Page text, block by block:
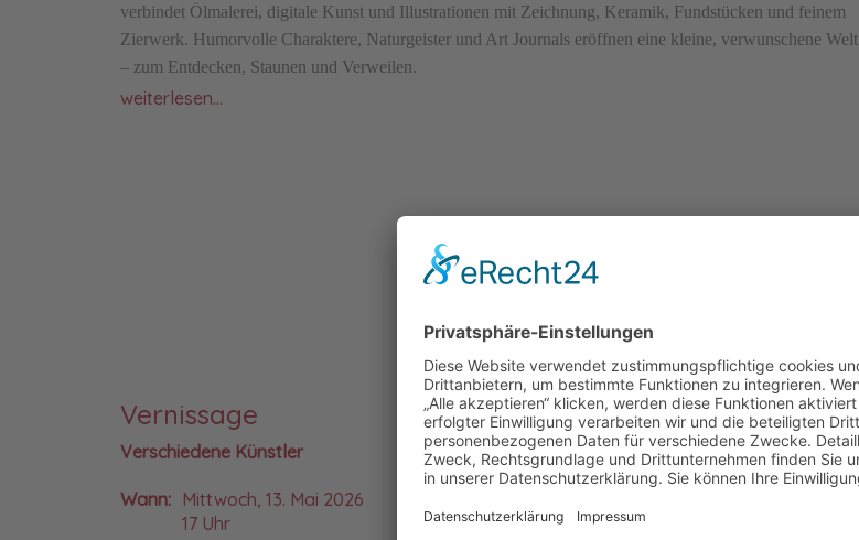
verbindet Ölmalerei, digitale Kunst und Illustrationen mit Zeichnung, Keramik, Fundstücken und feinem
Zierwerk. Humorvolle Charaktere, Naturgeister und Art Journals eröffnen eine kleine, verwunschene Welt
– zum Entdecken, Staunen und Verweilen.
weiterlesen...
Vernissage
Verschiedene Künstler
Wann: Mittwoch, 13. Mai 2026
17 Uhr